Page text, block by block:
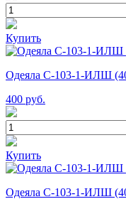
Купить
Одеяла С-103-1-ИЛШ
400 руб.
Купить
Одеяла С-103-1-ИЛШ